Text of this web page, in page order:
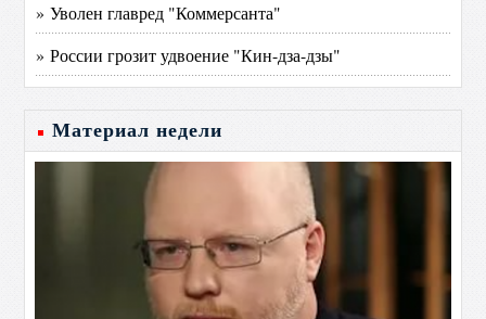
» Уволен главред "Коммерсанта"
» России грозит удвоение "Кин-дза-дзы"
Материал недели